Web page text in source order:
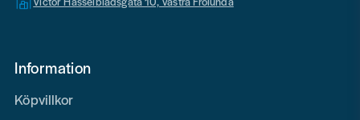
Information
Köpvillkor